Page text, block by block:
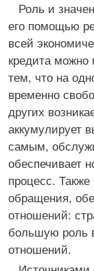
Роль и
его помощью
всей
кредита можно
тем, что на
временно
других
аккумулирует
самым,
обеспечивает
процесс. Также
обращения,
отношений:
большую роль
отношений.